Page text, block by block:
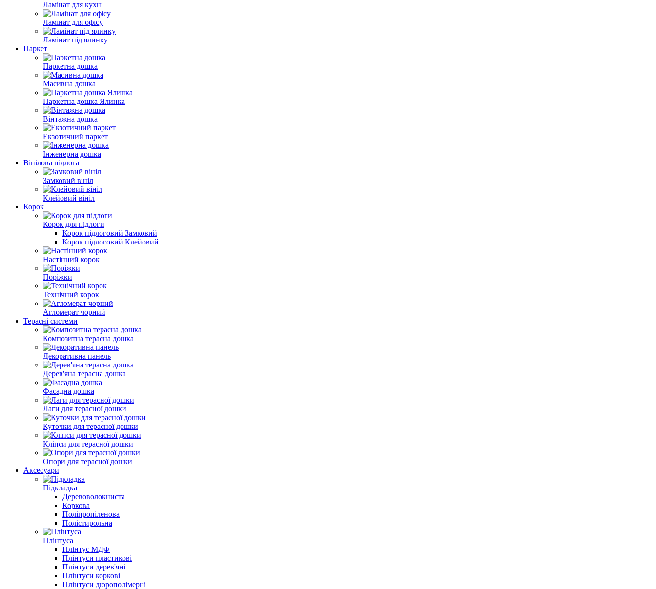
Ламінат для кухні
Ламінат для офісу
Ламінат під ялинку
Паркет
Паркетна дошка
Масивна дошка
Паркетна дошка Ялинка
Вінтажна дошка
Екзотичний паркет
Інженерна дошка
Вінілова пiдлога
Замковий вініл
Клейовий вініл
Корок
Корок для підлоги
Корок підлоговий Замковий
Корок підлоговий Клейовий
Настінний корок
Поріжки
Технічний корок
Агломерат чорний
Терасні системи
Композитна терасна дошка
Декоративна панель
Дерев'яна терасна дошка
Фасадна дошка
Лаги для терасної дошки
Куточки для терасної дошки
Кліпси для терасної дошки
Опори для терасної дошки
Аксесуари
Підкладка
Деревоволокниста
Коркова
Поліпропіленова
Полістирольна
Плінтуса
Плінтус МДФ
Плінтуси пластикові
Плінтуси дерев'яні
Плінтуси коркові
Плінтуси дюрополімерні